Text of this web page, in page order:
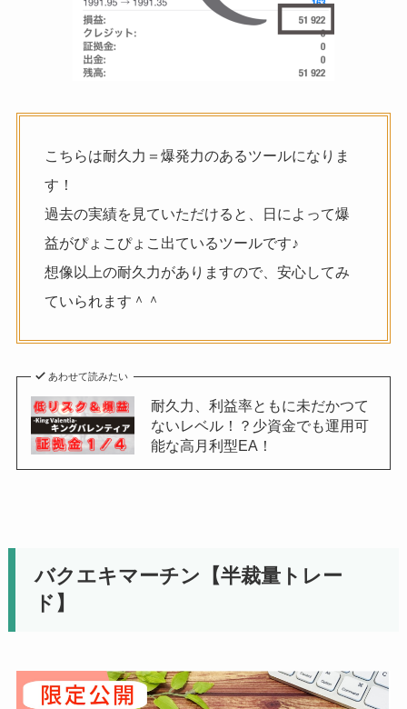
こちらは耐久力＝爆発力のあるツールになりま
す！
過去の実績を見ていただけると、日によって爆
益がぴょこぴょこ出ているツールです♪
想像以上の耐久力がありますので、安心してみ
ていられます＾＾
あわせて読みたい
耐久力、利益率ともに未だかつて
ないレベル！？少資金でも運用可
能な高月利型EA！
バクエキマーチン【半裁量トレー
ド】